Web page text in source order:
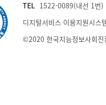
TEL 1522-0089(내선 1번
디지털서비스 이용지원시스
©2020 한국지능정보사회진